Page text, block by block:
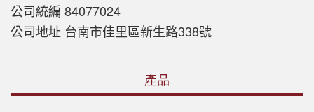
公司統編 84077024
公司地址 台南市佳里區新生路338號
產品